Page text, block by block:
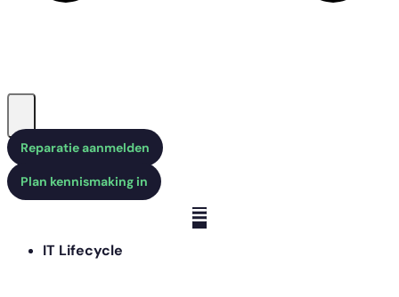
Reparatie aanmelden
Plan kennismaking in
IT Lifecycle